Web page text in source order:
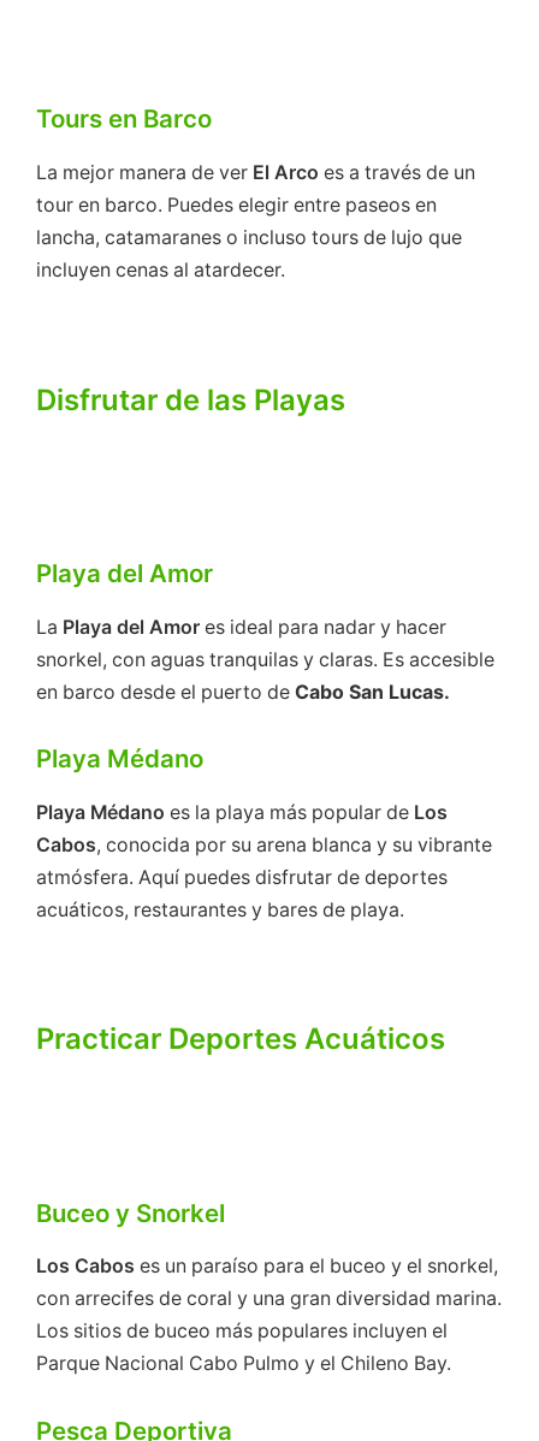
Tours en Barco
La mejor manera de ver El Arco es a través de un
tour en barco. Puedes elegir entre paseos en
lancha, catamaranes o incluso tours de lujo que
incluyen cenas al atardecer.
Disfrutar de las Playas
Playa del Amor
La Playa del Amor es ideal para nadar y hacer
snorkel, con aguas tranquilas y claras. Es accesible
en barco desde el puerto de Cabo San Lucas.
Playa Médano
Playa Médano es la playa más popular de Los
Cabos, conocida por su arena blanca y su vibrante
atmósfera. Aquí puedes disfrutar de deportes
acuáticos, restaurantes y bares de playa.
Practicar Deportes Acuáticos
Buceo y Snorkel
Los Cabos es un paraíso para el buceo y el snorkel,
con arrecifes de coral y una gran diversidad marina.
Los sitios de buceo más populares incluyen el
Parque Nacional Cabo Pulmo y el Chileno Bay.
Pesca Deportiva